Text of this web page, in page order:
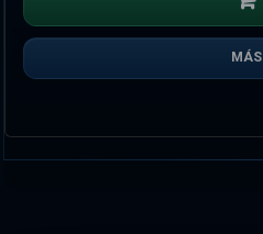
MÁS